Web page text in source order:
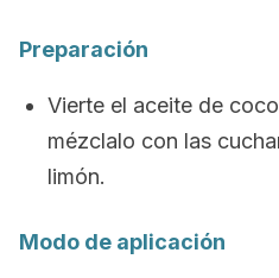
Preparación
Vierte el aceite de
mézclalo con las
limón.
Modo de aplicación